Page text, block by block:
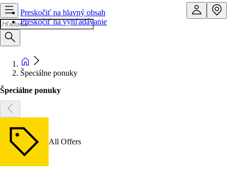
Preskočiť na hlavný obsah
Preskočiť na vyhľadávanie
Špeciálne ponuky
Špeciálne ponuky
All Offers